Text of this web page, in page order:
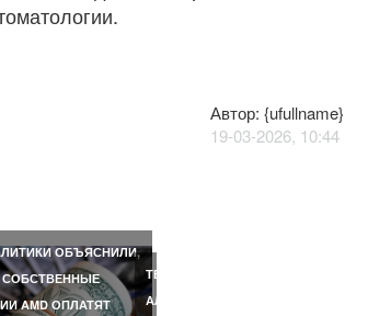
Автор: {ufullname}
19-03-2026, 10:44
ОБЪЯСНИЛИ,
СОБСТВЕННЫЕ
AMD ОПЛАТЯТ
ТЕЛЕВЕДУЩИЙ
АЛЕКСАНДР